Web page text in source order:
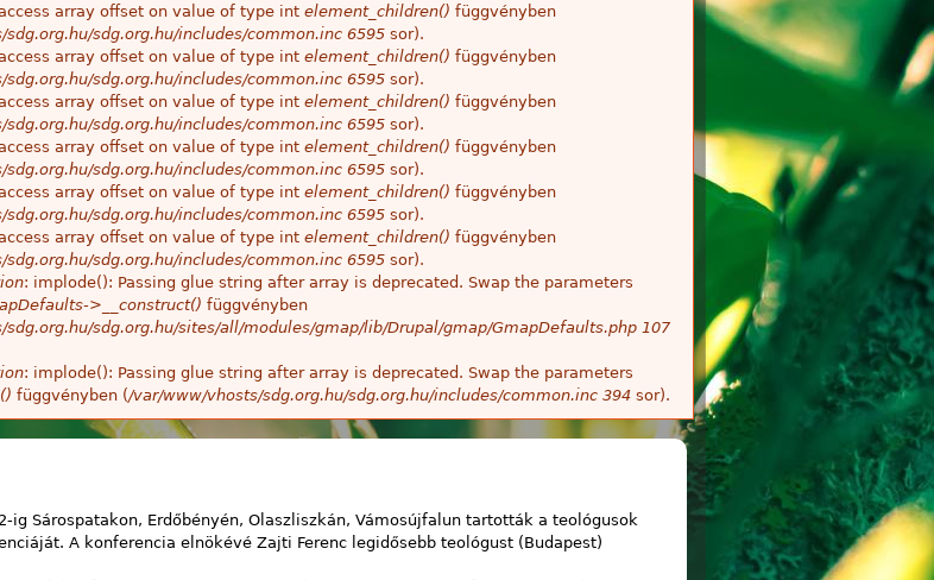
array offset on value of type int element_children() függvényben
sdg.org.hu/includes/common.inc 6595 sor).
array offset on value of type int element_children() függvényben
sdg.org.hu/includes/common.inc 6595 sor).
array offset on value of type int element_children() függvényben
sdg.org.hu/includes/common.inc 6595 sor).
array offset on value of type int element_children() függvényben
sdg.org.hu/includes/common.inc 6595 sor).
array offset on value of type int element_children() függvényben
sdg.org.hu/includes/common.inc 6595 sor).
array offset on value of type int element_children() függvényben
sdg.org.hu/includes/common.inc 6595 sor).
: implode(): Passing glue string after array is deprecated. Swap the parameters
>__construct() függvényben
sdg.org.hu/sites/all/modules/gmap/lib/Drupal/gmap/GmapDefaults.php 107
: implode(): Passing glue string after array is deprecated. Swap the parameters
függvényben (/var/www/vhosts/sdg.org.hu/sdg.org.hu/includes/common.inc 394 sor).
ig Sárospatakon, Erdőbényén, Olaszliszkán, Vámosújfalun tartották a teológusok
A konferencia elnökévé Zajti Ferenc legidősebb teológust (Budapest)